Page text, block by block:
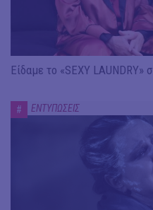
Είδαμε το «SEXY LAUNDRY»
# ΕΝΤΥΠΩΣΕΙΣ